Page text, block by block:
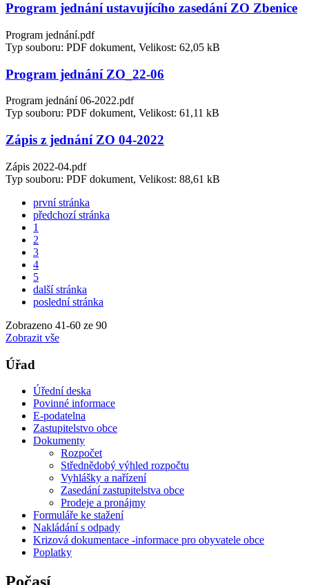
Program jednání ustavujícího zasedání ZO Zbenice
Program jednání.pdf
Typ souboru: PDF dokument, Velikost: 62,05 kB
Program jednání ZO_22-06
Program jednání 06-2022.pdf
Typ souboru: PDF dokument, Velikost: 61,11 kB
Zápis z jednání ZO 04-2022
Zápis 2022-04.pdf
Typ souboru: PDF dokument, Velikost: 88,61 kB
první stránka
předchozí stránka
1
2
3
4
5
další stránka
poslední stránka
Zobrazeno 41-60 ze 90
Zobrazit vše
Úřad
Úřední deska
Povinné informace
E-podatelna
Zastupitelstvo obce
Dokumenty
Rozpočet
Střednědobý výhled rozpočtu
Vyhlášky a nařízení
Zasedání zastupitelstva obce
Prodeje a pronájmy
Formuláře ke stažení
Nakládání s odpady
Krizová dokumentace -informace pro obyvatele obce
Poplatky